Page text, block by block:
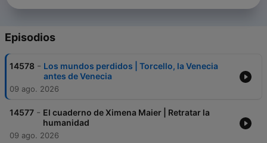
Episodios
14578 - Los mundos perdidos | Torcello, la Venecia
antes de Venecia
09 ago. 2026
14577 - El cuaderno de Ximena Maier | Retratar la
humanidad
09 ago. 2026